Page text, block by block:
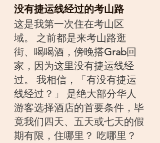
没有捷运线经过的考山路
这是我第一次住在考山区
域。 之前都是来考山路逛
街、喝喝酒，傍晚搭Grab回
家，因为这里没有捷运线经
过。 我相信，「有没有捷运
线经过？」 是绝大部分华人
游客选择酒店的首要条件，毕
竟我们四天、五天或七天的假
期有限，住哪里？ 吃哪里？